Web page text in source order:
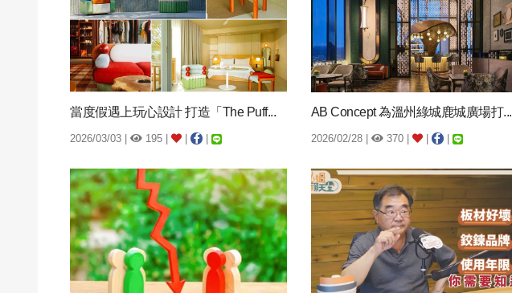
當度假遇上玩心設計 打造「The Puff...
2026/03/03 | 195 |
AB Concept 為溫州綠城鹿城廣場打...
2026/02/28 | 370 | | |